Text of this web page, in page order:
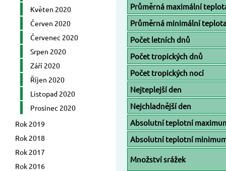
Květen 2020
Červen 2020
Červenec 2020
Srpen 2020
Září 2020
Říjen 2020
Listopad 2020
Prosinec 2020
Rok 2019
Rok 2018
Rok 2017
Rok 2016
Průměrná maximální
Průměrná minimální
Počet letních dnů
Počet tropických dnů
Počet tropických nocí
Nejteplejší den
Nejchladnější den
Absolutní teplotní
Absolutní teplotní
Množství srážek